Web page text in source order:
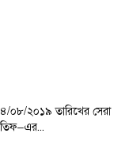
০৮/২০১৯ তারিখের সেরা